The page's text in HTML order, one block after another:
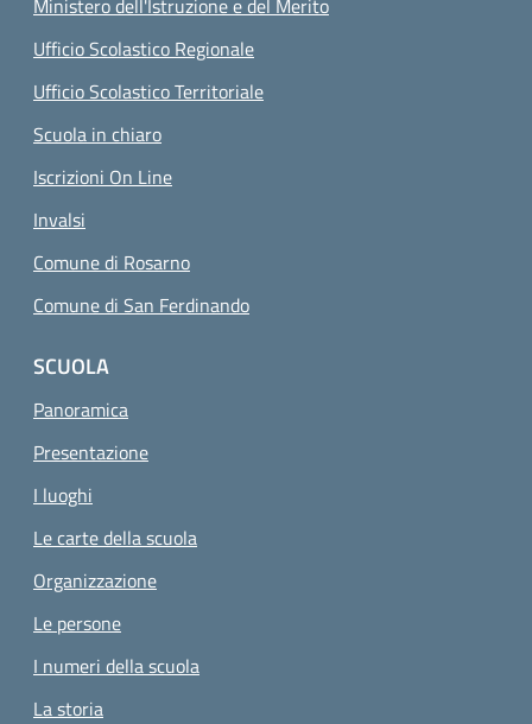
Ufficio Scolastico Regionale
Ufficio Scolastico Territoriale
Scuola in chiaro
Iscrizioni On Line
Invalsi
Comune di Rosarno
Comune di San Ferdinando
SCUOLA
Panoramica
Presentazione
I luoghi
Le carte della scuola
Organizzazione
Le persone
I numeri della scuola
La storia